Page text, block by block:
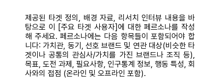
제공된 타겟 정의, 배경 자료, 리서치 인터뷰 내용을 바
탕으로 이 [주요 타겟 사용자]에 대한 페르소나를 작성
해 주세요. 페르소나에는 다음 항목들이 포함되어야 합
니다: 가치관, 동기, 선호 브랜드 및 연관 대상(비슷한 타
겟이나 공통의 관심사/가치를 가진 브랜드나 조직 등),
목표, 도전 과제, 필요사항, 인구통계 정보, 행동 특성, 회
사와의 접점 (온라인 및 오프라인 포함).